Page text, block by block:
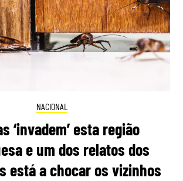
NACIONAL
‘invadem’ esta região
e um dos relatos dos
está a chocar os vizinhos